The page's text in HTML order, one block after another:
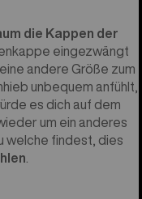
die Kappen der
eingezwängt
andere Größe zum
unbequem anfühlt,
es dich auf dem
um ein anderes
welche findest, dies